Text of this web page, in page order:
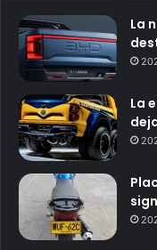
La
La